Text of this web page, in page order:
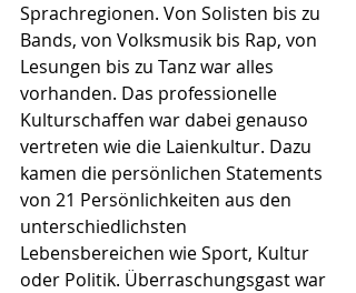
Sprachregionen. Von Solisten bis zu
Bands, von Volksmusik bis Rap, von
Lesungen bis zu Tanz war alles
vorhanden. Das professionelle
Kulturschaffen war dabei genauso
vertreten wie die Laienkultur. Dazu
kamen die persönlichen Statements
von 21 Persönlichkeiten aus den
unterschiedlichsten
Lebensbereichen wie Sport, Kultur
oder Politik. Überraschungsgast war